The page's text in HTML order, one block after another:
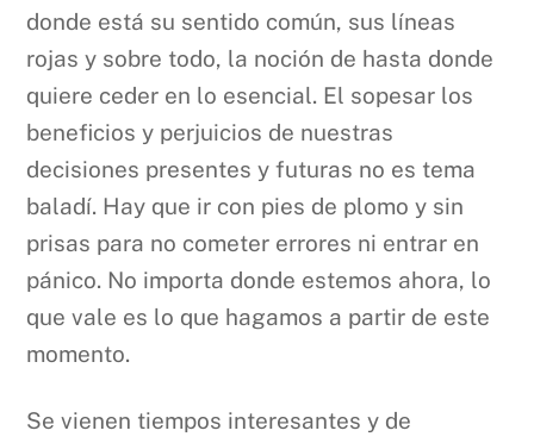
donde está su sentido común, sus líneas
rojas y sobre todo, la noción de hasta donde
quiere ceder en lo esencial. El sopesar los
beneficios y perjuicios de nuestras
decisiones presentes y futuras no es tema
baladí. Hay que ir con pies de plomo y sin
prisas para no cometer errores ni entrar en
pánico. No importa donde estemos ahora, lo
que vale es lo que hagamos a partir de este
momento.
Se vienen tiempos interesantes y de